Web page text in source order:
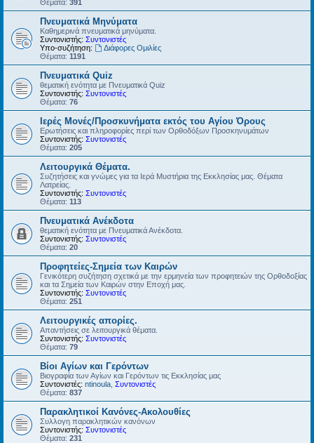
Θέματα: 391
Πνευματικά Μηνύματα
Καθημερινά πνευματικά μηνύματα.
Συντονιστής: Συντονιστές
Υπο-συζήτηση:
Διάφορες Ομιλίες
Θέματα: 1191
Πνευματικά Quiz
θεματική ενότητα με Πνευματικά Quiz
Συντονιστής: Συντονιστές
Θέματα: 76
Ιερές Μονές/Προσκυνήματα εκτός του Αγίου Όρους
Ερωτήσεις και πληροφορίες περί των Ορθοδόξων Προσκηνυμάτων
Συντονιστής: Συντονιστές
Θέματα: 205
Λειτουργικά Θέματα.
Συζητήσεις και γνώμες για τα Ιερά Μυστήρια της Εκκλησίας μας. Θέματα
Λατρείας.
Συντονιστής: Συντονιστές
Θέματα: 113
Πνευματικά Ανέκδοτα
θεματική ενότητα με Πνευματικά Ανέκδοτα.
Συντονιστής: Συντονιστές
Θέματα: 20
Προφητείες-Σημεία των Καιρών
Γενικότερη συζήτηση σχετικά με την ερμηνεία των προφητειών της Ορθοδοξίας
και τα Σημεία των Καιρών στην Εποχή μας.
Συντονιστής: Συντονιστές
Θέματα: 251
Λειτουργικές απορίες.
Απαντήσεις σε λειτουργικά θέματα.
Συντονιστής: Συντονιστές
Θέματα: 79
Βίοι Αγίων και Γερόντων
Βιογραφία των Αγίων και Γερόντων τις Εκκλησίας μας
Συντονιστές: ntinoula Συντονιστές
Θέματα: 837
Παρακλητικοί Κανόνες-Ακολουθίες
Συλλογη παρακλητικών κανόνων
Συντονιστής: Συντονιστές
Θέματα: 231